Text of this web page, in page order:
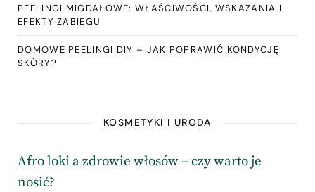
PEELINGI MIGDAŁOWE: WŁAŚCIWOŚCI, WSKAZANIA I
EFEKTY ZABIEGU
DOMOWE PEELINGI DIY – JAK POPRAWIĆ KONDYCJĘ
SKÓRY?
KOSMETYKI I URODA
Afro loki a zdrowie włosów – czy warto je
nosić?